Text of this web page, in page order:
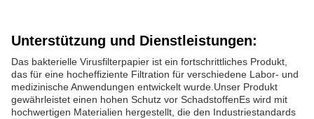
Unterstützung und Dienstleistungen:
Das bakterielle Virusfilterpapier ist ein fortschrittliches Produkt,
das für eine hocheffiziente Filtration für verschiedene Labor- und
medizinische Anwendungen entwickelt wurde.Unser Produkt
gewährleistet einen hohen Schutz vor SchadstoffenEs wird mit
hochwertigen Materialien hergestellt, die den Industriestandards